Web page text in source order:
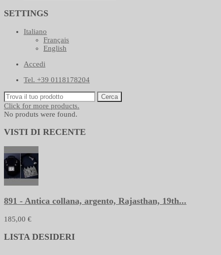
SETTINGS
Italiano
Français
English
Accedi
Tel. +39 0118178204
Cerca
Click for more products.
No produts were found.
VISTI DI RECENTE
891 - Antica collana, argento, Rajasthan, 19th...
185,00 €
LISTA DESIDERI